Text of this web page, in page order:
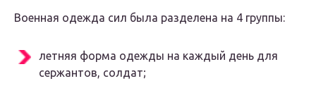
Военная одежда сил была разделена на 4 группы:
летняя форма одежды на каждый день для
сержантов, солдат;